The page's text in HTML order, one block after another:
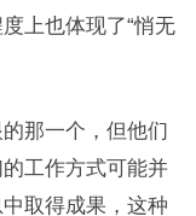
上也体现了“悄无
那一个，但他们
工作方式可能并
取得成果，这种